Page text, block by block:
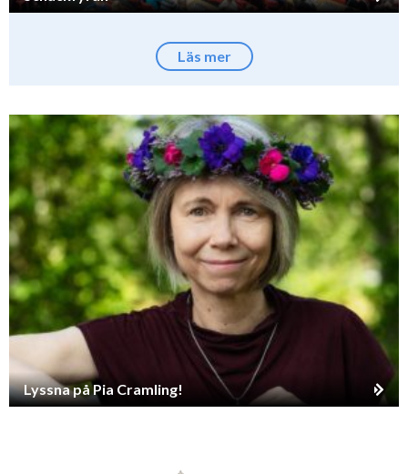
Läs mer
Lyssna på Pia Cramling!